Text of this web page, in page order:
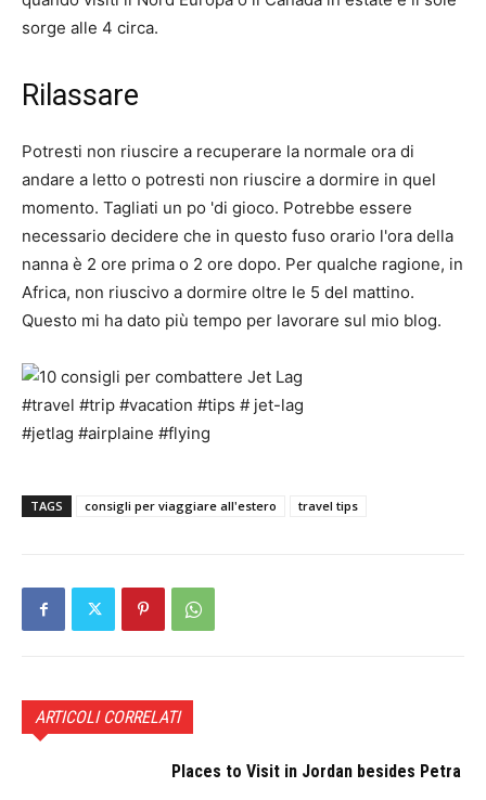
sorge alle 4 circa.
Rilassare
Potresti non riuscire a recuperare la normale ora di
andare a letto o potresti non riuscire a dormire in quel
momento. Tagliati un po 'di gioco. Potrebbe essere
necessario decidere che in questo fuso orario l'ora della
nanna è 2 ore prima o 2 ore dopo. Per qualche ragione, in
Africa, non riuscivo a dormire oltre le 5 del mattino.
Questo mi ha dato più tempo per lavorare sul mio blog.
TAGS consigli per viaggiare all'estero travel tips
ARTICOLI CORRELATI
Places to Visit in Jordan besides Petra